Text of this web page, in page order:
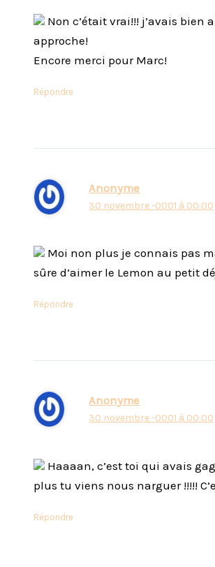
Non c’était vrai!!! j’avais bien
approche!
Encore merci pour Marc!
Répondre
Anonyme
30 novembre -0001 à 00:00
Moi non plus je connais pas
sûre d’aimer le Lemon au petit
Répondre
Anonyme
30 novembre -0001 à 00:00
Haaaan, c’est toi qui avais
plus tu viens nous narguer !!!!!
Répondre